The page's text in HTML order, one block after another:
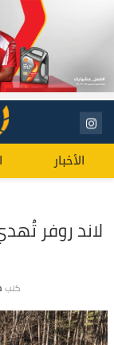
الأخبار
كتب